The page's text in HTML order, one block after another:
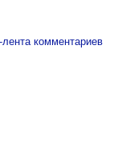
комментариев